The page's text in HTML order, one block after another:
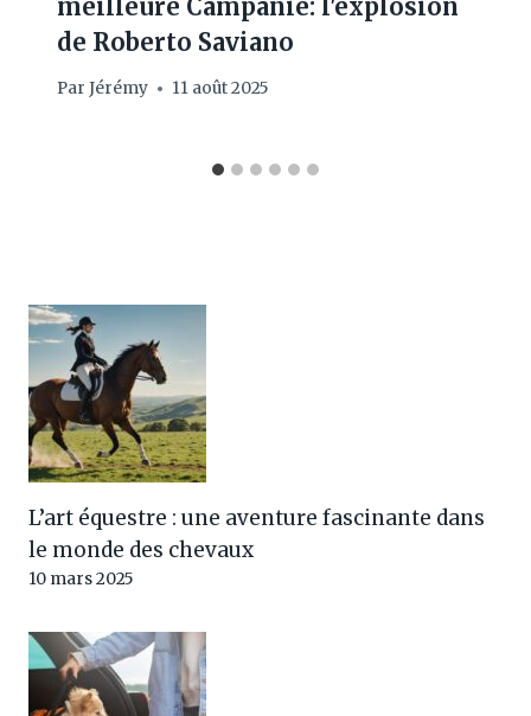
meilleure Campanie: l'explosion
de Roberto Saviano
Par Jérémy 11 août 2025
L’art équestre : une aventure fascinante dans
le monde des chevaux
10 mars 2025